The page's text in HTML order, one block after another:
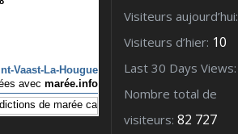
Visiteurs aujourd’hui:
Visiteurs d’hier: 10
Last 30 Days Views:
Nombre total de
visiteurs: 82 727